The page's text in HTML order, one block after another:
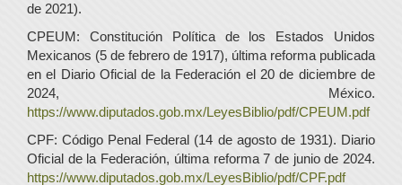
de 2021).
CPEUM: Constitución Política de los Estados Unidos
Mexicanos (5 de febrero de 1917), última reforma publicada
en el Diario Oficial de la Federación el 20 de diciembre de
2024, México.
https://www.diputados.gob.mx/LeyesBiblio/pdf/CPEUM.pdf
CPF: Código Penal Federal (14 de agosto de 1931). Diario
Oficial de la Federación, última reforma 7 de junio de 2024.
https://www.diputados.gob.mx/LeyesBiblio/pdf/CPF.pdf